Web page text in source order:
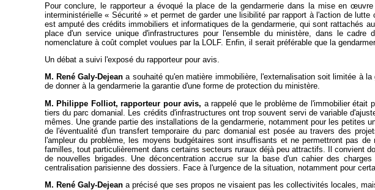
Pour conclure, le rapporteur a évoqué la place de la gendarmerie dans la mise enœuvre
interministérielle « Sécurité » et permet de garder une lisibilité par rapport à l'action de
est amputé des crédits immobiliers et informatiques de la gendarmerie, qui sont rattachés
place d'un service unique d'infrastructures pour l'ensemble du ministère, dans le
nomenclature à coût complet voulues par la LOLF. Enfin, il serait préférable que la
Un débat a suivi l'exposé du rapporteur pour avis.
M. René Galy-Dejean a souhaité qu'en matière immobilière, l'externalisation soit limitée à
de donner à la gendarmerie la garantie d'une forme de protection du ministère.
M. Philippe Folliot, rapporteur pour avis, a rappelé que le problème de l'immobilier était
tiers du parc domanial. Les crédits d'infrastructures ont trop souvent servi de variable
mêmes. Une grande partie des installations de la gendarmerie, notamment pour les
de l'éventualité d'un transfert temporaire du parc domanial est posée au travers des
l'ampleur du problème, les moyens budgétaires sont insuffisants et ne permettront pas
familles, tout particulièrement dans certains secteurs ruraux déjà peu attractifs. Il convient
de nouvelles brigades. Une déconcentration accrue sur la base d'un cahier des
centralisation parisienne des dossiers. Face à l'urgence de la situation, notamment pour
M. René Galy-Dejeana précisé que ses propos ne visaient pas les collectivités locales,